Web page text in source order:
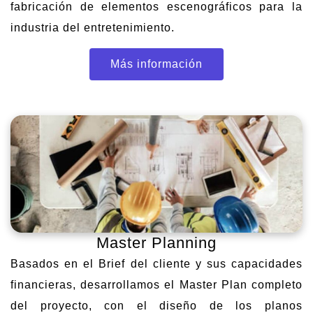
fabricación de elementos escenográficos para la
industria del entretenimiento.
Más información
Master Planning
Basados en el Brief del cliente y sus capacidades
financieras, desarrollamos el Master Plan completo
del proyecto, con el diseño de los planos